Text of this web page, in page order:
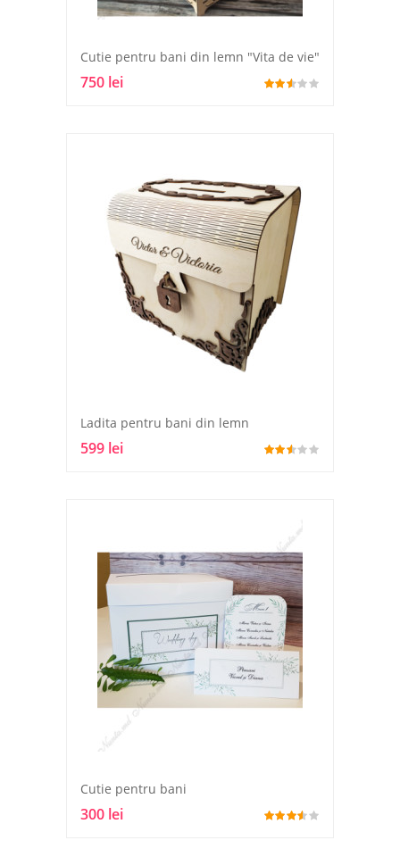
Cutie pentru bani din lemn "Vita de vie"
750 lei
Ladita pentru bani din lemn
599 lei
Cutie pentru bani
300 lei